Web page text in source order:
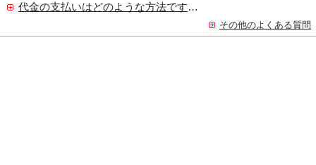
代金の支払いはどのような方法ですか？
その他のよくある質問